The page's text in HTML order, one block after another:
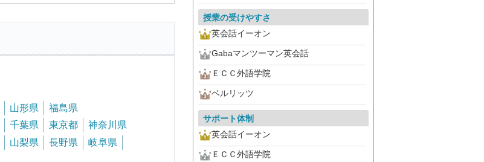
山形県
福島県
千葉県 東京都
神奈川県
山梨県 長野県
岐阜県
授業の受けやすさ
英会話イーオン
Gabaマンツーマン英会話
ＥＣＣ外語学院
ベルリッツ
サポート体制
英会話イーオン
ＥＣＣ外語学院